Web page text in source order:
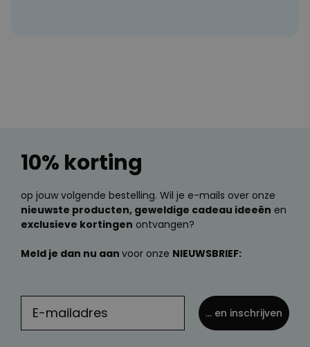
10% korting
op jouw volgende bestelling. Wil je e-mails over onze
nieuwste producten, geweldige cadeau ideeën en
exclusieve kortingen ontvangen?
Meld je dan nu aan voor onze NIEUWSBRIEF:
... en inschrijven